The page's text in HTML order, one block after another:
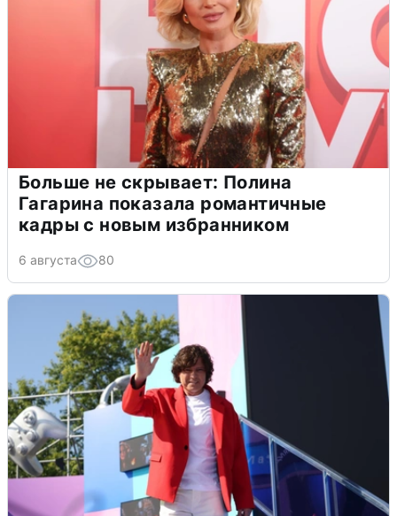
Больше не скрывает: Полина
Гагарина показала романтичные
кадры с новым избранником
6 августа 80